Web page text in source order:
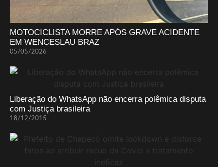
MOTOCICLISTA MORRE APÓS GRAVE ACIDENTE
EM WENCESLAU BRAZ
05/05/2026
Liberação do WhatsApp não encerra polêmica disputa
com Justiça brasileira
18/12/2015